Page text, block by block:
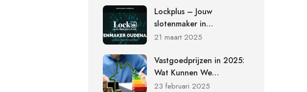
Lockplus – Jouw
slotenmaker in
Oudenaarde voor
slotvervanging
21 maart 2025
Vastgoedprijzen in 2025:
Wat Kunnen We
Verwachten?
23 februari 2025